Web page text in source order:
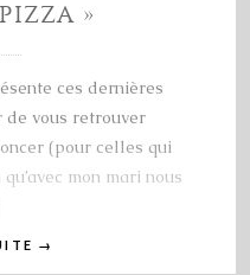
»
ces dernières
de vous retrouver
(pour celles qui
mon mari nous
→